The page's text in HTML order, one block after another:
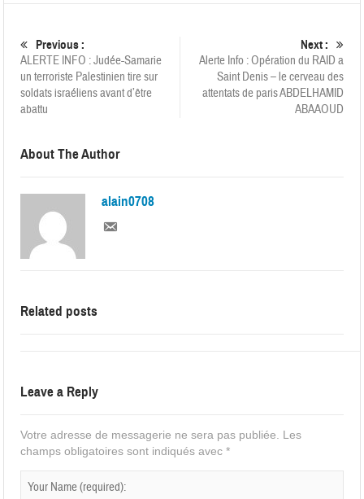
Previous :
ALERTE INFO : Judée-Samarie
un terroriste Palestinien tire sur
soldats israéliens avant d’être
abattu
Next :
Alerte Info : Opération du RAID a
Saint Denis – le cerveau des
attentats de paris ABDELHAMID
ABAAOUD
About The Author
alain0708
Related posts
Leave a Reply
Votre adresse de messagerie ne sera pas publiée.
Les
champs obligatoires sont indiqués avec*